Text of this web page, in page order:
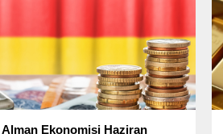
tarifelerden muaf tutulacağı
açıklamalarıyla olumlu bir seyir
izlerken, şimdi gözler önümüzdeki
hafta açıklanacak ABD enflasyon
verisine çevrildi.
Alman Ekonomisi Haziran